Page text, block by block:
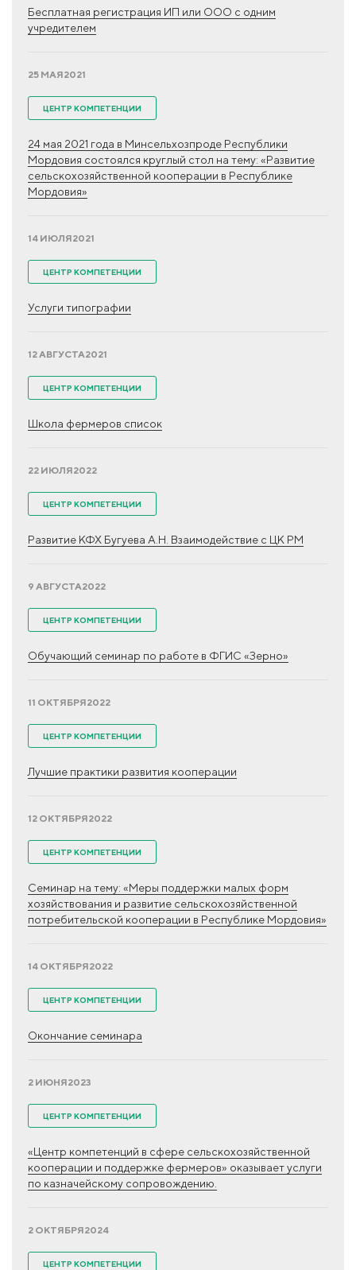
Бесплатная регистрация ИП или ООО с одним
учредителем
25 МАЯ2021
ЦЕНТР КОМПЕТЕНЦИИ
24 мая 2021 года в Минсельхозпроде Республики
Мордовия состоялся круглый стол на тему: «Развитие
сельскохозяйственной кооперации в Республике
Мордовия»
14 ИЮЛЯ2021
ЦЕНТР КОМПЕТЕНЦИИ
Услуги типографии
12 АВГУСТА2021
ЦЕНТР КОМПЕТЕНЦИИ
Школа фермеров список
22 ИЮЛЯ2022
ЦЕНТР КОМПЕТЕНЦИИ
Развитие КФХ Бугуева А.Н. Взаимодействие с ЦК РМ
9 АВГУСТА2022
ЦЕНТР КОМПЕТЕНЦИИ
Обучающий семинар по работе в ФГИС «Зерно»
11 ОКТЯБРЯ2022
ЦЕНТР КОМПЕТЕНЦИИ
Лучшие практики развития кооперации
12 ОКТЯБРЯ2022
ЦЕНТР КОМПЕТЕНЦИИ
Семинар на тему: «Меры поддержки малых форм
хозяйствования и развитие сельскохозяйственной
потребительской кооперации в Республике Мордовия»
14 ОКТЯБРЯ2022
ЦЕНТР КОМПЕТЕНЦИИ
Окончание семинара
2 ИЮНЯ2023
ЦЕНТР КОМПЕТЕНЦИИ
«Центр компетенций в сфере сельскохозяйственной
кооперации и поддержке фермеров» оказывает услуги
по казначейскому сопровождению.
2 ОКТЯБРЯ2024
ЦЕНТР КОМПЕТЕНЦИИ